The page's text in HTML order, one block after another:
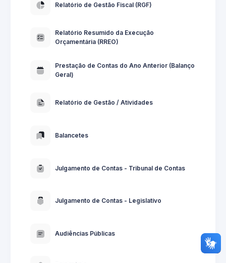
Relatório de Gestão Fiscal (RGF)
Relatório Resumido da Execução
Orçamentária (RREO)
Prestação de Contas do Ano Anterior (Balanço
Geral)
Relatório de Gestão / Atividades
Balancetes
Julgamento de Contas - Tribunal de Contas
Julgamento de Contas - Legislativo
Audiências Públicas